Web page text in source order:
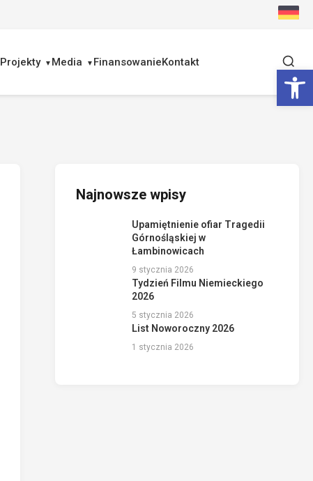
Projekty Media FinansowanieKontakt
Najnowsze wpisy
Upamiętnienie ofiar Tragedii
Górnośląskiej w
Łambinowicach
9 stycznia 2026
Tydzień Filmu Niemieckiego
2026
5 stycznia 2026
List Noworoczny 2026
1 stycznia 2026